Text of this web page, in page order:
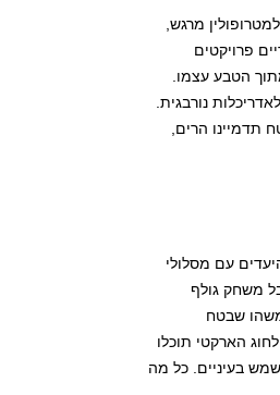
מרגש,
פרויקטים
הטבע עצמו.
נורבגית.
תדמיינו הרים,
עם מסלולי
משחק גולף
שבטח
הארקטי תוכלו
בעיניים. כל מה